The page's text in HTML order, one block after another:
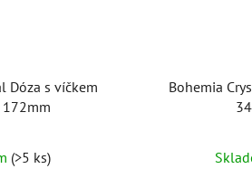
Dóza s víčkem
(>5 ks)
Bohemia